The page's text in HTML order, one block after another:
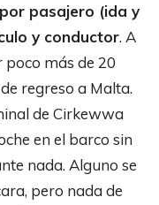
pasajero (ida y
y conductor. A
más de 20
regreso a Malta.
de Cirkewwa
en el barco sin
nada. Alguno se
pero nada de